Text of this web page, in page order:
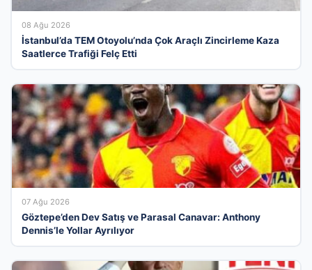
08 Ağu 2026
İstanbul’da TEM Otoyolu’nda Çok Araçlı Zincirleme Kaza
Saatlerce Trafiği Felç Etti
07 Ağu 2026
Göztepe’den Dev Satış ve Parasal Canavar: Anthony
Dennis’le Yollar Ayrılıyor